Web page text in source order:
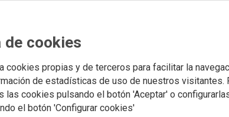
de cookies
cookies propias y de terceros para facilitar la
de estadísticas de uso de nuestros visitantes.
las cookies pulsando el botón 'Aceptar' o
el botón 'Configurar cookies'
las solicitudes de
de Galicia estima la demanda interpuesta por
que la empresa tiene la obligación de acceder a la
abril de este año, siempre y cuando se produzca una